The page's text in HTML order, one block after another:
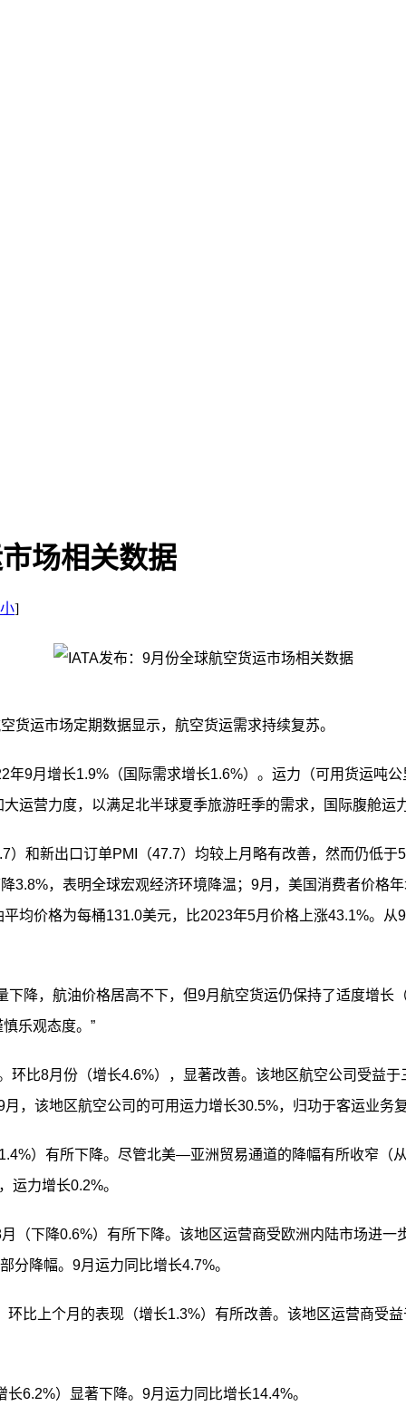
场相关数据
小]
货运市场定期数据显示，航空货运需求持续复苏。
9月增长1.9%（国际需求增长1.6%）。运力（可用货运吨
运营力度，以满足北半球夏季旅游旺季的需求，国际腹舱运
和新出口订单PMI（47.7）均较上月略有改善，然而仍低
3.8%，表明全球宏观经济环境降温；9月，美国消费者价格
均价格为每桶131.0美元，比2023年5月价格上涨43.1%。
下降，航油价格居高不下，但9月航空货运仍保持了适度增
乐观态度。”
环比8月份（增长4.6%），显著改善。该地区航空公司受
，该地区航空公司 的可用运力增长30.5%，归功于客运业务
）有所下降。尽管北美—亚洲贸易通道的降幅有所收窄
运力增长0.2%。
（下降0.6%）有所下降。该地区运营商受欧洲内陆市场进
分降幅。9月运力同比增长4.7%。
比上个月的表现（增长1.3%）有所改善。该地区运营商受
6.2%）显著下降。9月运力同比增长14.4%。